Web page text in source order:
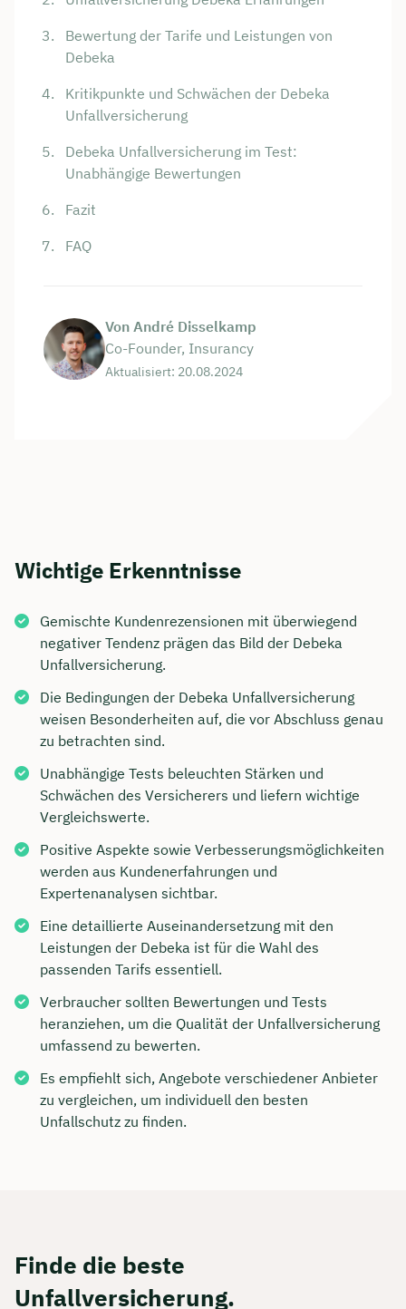
Bewertung der Tarife und Leistungen von
Debeka
Kritikpunkte und Schwächen der Debeka
Unfallversicherung
Debeka Unfallversicherung im Test:
Unabhängige Bewertungen
Fazit
FAQ
Von André Disselkamp
Co-Founder, Insurancy
Aktualisiert: 20.08.2024
Wichtige Erkenntnisse
Gemischte Kundenrezensionen mit überwiegend
negativer Tendenz prägen das Bild der Debeka
Unfallversicherung.
Die Bedingungen der Debeka Unfallversicherung
weisen Besonderheiten auf, die vor Abschluss genau
zu betrachten sind.
Unabhängige Tests beleuchten Stärken und
Schwächen des Versicherers und liefern wichtige
Vergleichswerte.
Positive Aspekte sowie Verbesserungsmöglichkeiten
werden aus Kundenerfahrungen und
Expertenanalysen sichtbar.
Eine detaillierte Auseinandersetzung mit den
Leistungen der Debeka ist für die Wahl des
passenden Tarifs essentiell.
Verbraucher sollten Bewertungen und Tests
heranziehen, um die Qualität der Unfallversicherung
umfassend zu bewerten.
Es empfiehlt sich, Angebote verschiedener Anbieter
zu vergleichen, um individuell den besten
Unfallschutz zu finden.
Finde die beste
Unfallversicherung.